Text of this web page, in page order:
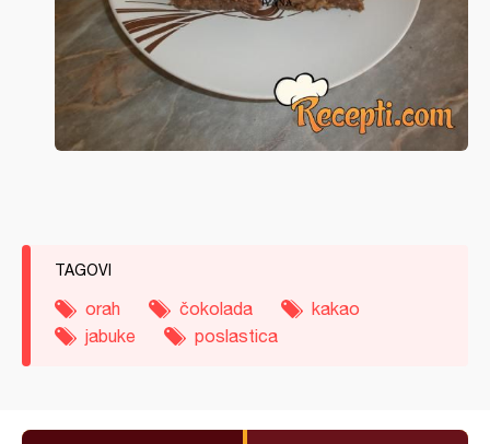
TAGOVI
orah čokolada
kakao
jabuke
poslastica